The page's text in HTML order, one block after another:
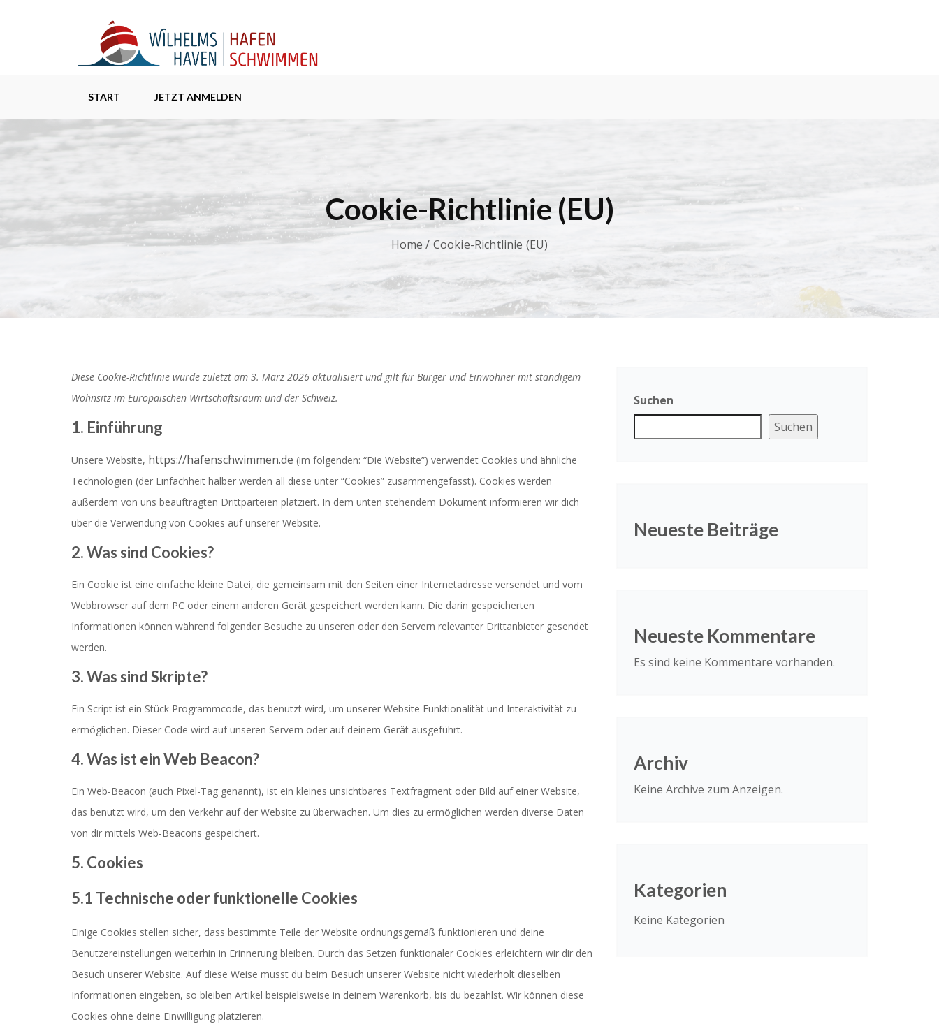
START JETZT ANMELDEN
Cookie-Richtlinie (EU)
Home / Cookie-Richtlinie (EU)
Diese Cookie-Richtlinie wurde zuletzt am 3. März 2026 aktualisiert und gilt für Bürger und Einwohner mit ständigem
Wohnsitz im Europäischen Wirtschaftsraum und der Schweiz.
1. Einführung
Unsere Website, https://hafenschwimmen.de (im folgenden: “Die Website”) verwendet Cookies und ähnliche
Technologien (der Einfachheit halber werden all diese unter “Cookies” zusammengefasst). Cookies werden
außerdem von uns beauftragten Drittparteien platziert. In dem unten stehendem Dokument informieren wir dich
über die Verwendung von Cookies auf unserer Website.
2. Was sind Cookies?
Ein Cookie ist eine einfache kleine Datei, die gemeinsam mit den Seiten einer Internetadresse versendet und vom
Webbrowser auf dem PC oder einem anderen Gerät gespeichert werden kann. Die darin gespeicherten
Informationen können während folgender Besuche zu unseren oder den Servern relevanter Drittanbieter gesendet
werden.
3. Was sind Skripte?
Ein Script ist ein Stück Programmcode, das benutzt wird, um unserer Website Funktionalität und Interaktivität zu
ermöglichen. Dieser Code wird auf unseren Servern oder auf deinem Gerät ausgeführt.
4. Was ist ein Web Beacon?
Ein Web-Beacon (auch Pixel-Tag genannt), ist ein kleines unsichtbares Textfragment oder Bild auf einer Website,
das benutzt wird, um den Verkehr auf der Website zu überwachen. Um dies zu ermöglichen werden diverse Daten
von dir mittels Web-Beacons gespeichert.
5. Cookies
5.1 Technische oder funktionelle Cookies
Einige Cookies stellen sicher, dass bestimmte Teile der Website ordnungsgemäß funktionieren und deine
Benutzereinstellungen weiterhin in Erinnerung bleiben. Durch das Setzen funktionaler Cookies erleichtern wir dir den
Besuch unserer Website. Auf diese Weise musst du beim Besuch unserer Website nicht wiederholt dieselben
Informationen eingeben, so bleiben Artikel beispielsweise in deinem Warenkorb, bis du bezahlst. Wir können diese
Cookies ohne deine Einwilligung platzieren.
Suchen
Suchen
Neueste Beiträge
Neueste Kommentare
Es sind keine Kommentare vorhanden.
Archiv
Keine Archive zum Anzeigen.
Kategorien
Keine Kategorien